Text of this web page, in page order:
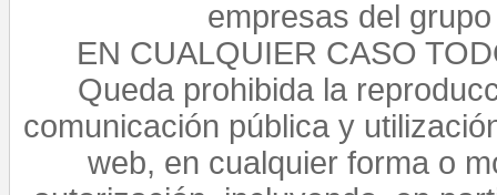
empresas del
EN CUALQUIER CASO
Queda prohibida la
comunicación pública y
web, en cualquier forma o